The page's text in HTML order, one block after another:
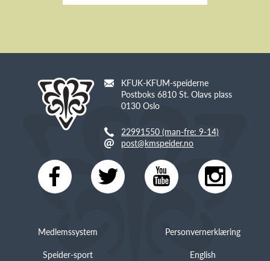
KFUK-KFUM-speiderne
Postboks 6810 St. Olavs plass
0130 Oslo
22991550 (man-fre: 9-14)
post@kmspeider.no
Medlemssystem
Speider-sport
Personvernerklæring
English